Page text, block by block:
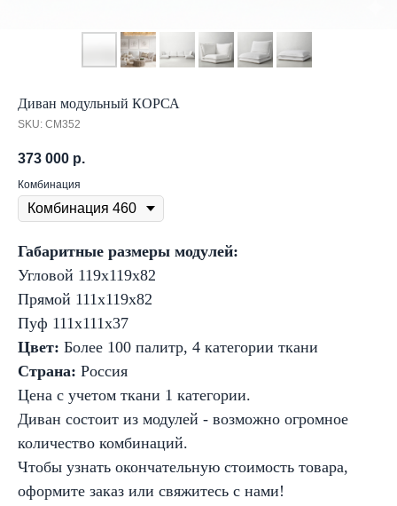
Диван модульный КОРСА
SKU: CM352
373 000 р.
Комбинация
Габаритные размеры модулей:
Угловой 119х119х82
Прямой 111х119х82
Пуф 111х111х37
Цвет: Более 100 палитр, 4 категории ткани
Страна: Россия
Цена с учетом ткани 1 категории.
Диван состоит из модулей - возможно огромное
количество комбинаций.
Чтобы узнать окончательную стоимость товара,
оформите заказ или свяжитесь с нами!